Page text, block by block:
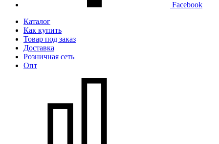
Facebook
Каталог
Как купить
Товар под заказ
Доставка
Розничная сеть
Опт